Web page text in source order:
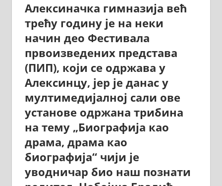
Алексиначка гимназија већ
трећу годину је на неки
начин део Фестивала
првоизведених представа
(ПИП), који се одржава у
Алексинцу, јер је данас у
мултимедијалној сали ове
установе одржана трибина
на тему „Биографија као
драма, драма као
биографија“ чији је
уводничар био наш познати